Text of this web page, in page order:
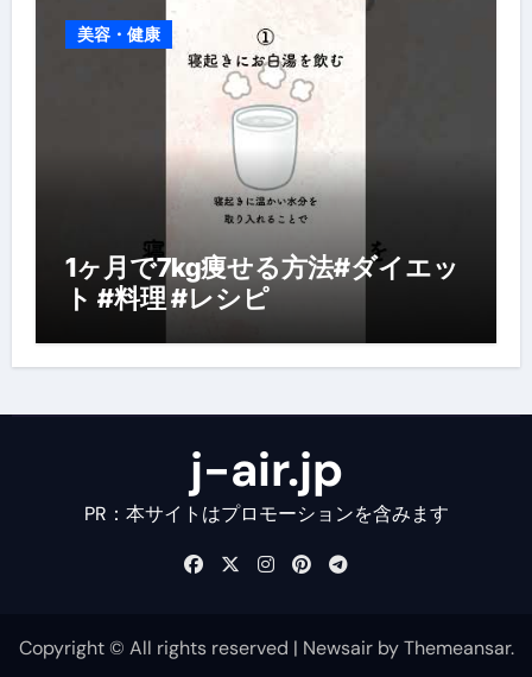
美容・健康
1ヶ月で7kg痩せる方法#ダイエッ
ト #料理 #レシピ
j-air.jp
PR：本サイトはプロモーションを含みます
Copyright © All rights reserved | NewsairbyThemeansar.